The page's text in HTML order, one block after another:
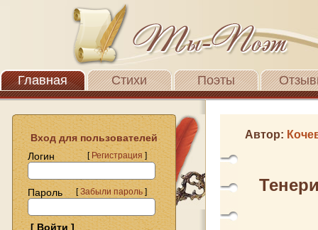
Главная Стихи Поэты
Вход для пользователей
Логин
[Регистрация]
Пароль [Забыли пароль]
Автор: